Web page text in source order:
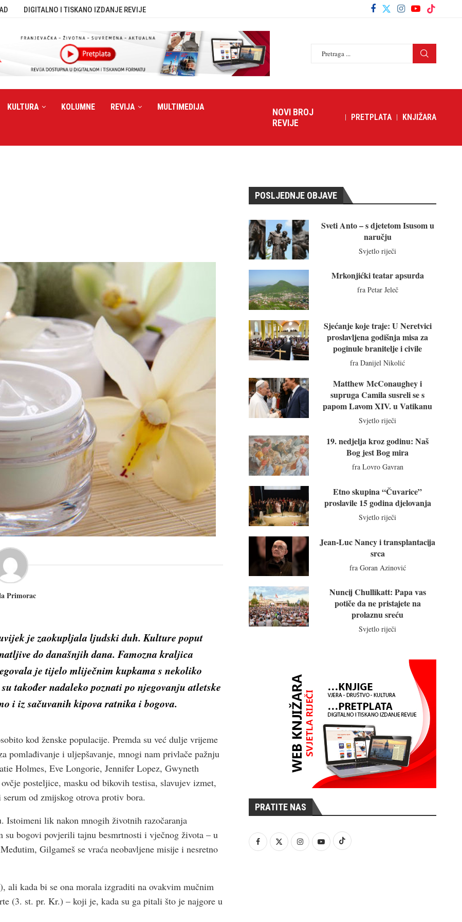
DIGITALNO I TISKANO IZDANJE REVIJE
KULTURA KOLUMNE REVIJA MULTIMEDIJA
NOVI BROJ
REVIJE
PRETPLATA KNJIŽARA
Primorac
je zaokupljala ljudski duh. Kulture poput
do današnjih dana. Famozna kraljica
je tijelo mliječnim kupkama s nekoliko
također nadaleko poznati po njegovanju atletske
i iz sačuvanih kipova ratnika i bogova.
kod ženske populacije. Premda su već dulje vrijeme
pomlađivanje i uljepšavanje, mnogi nam privlače pažnju
Holmes, Eve Longorie, Jennifer Lopez, Gwyneth
posteljice, masku od bikovih testisa, slavujev izmet,
od zmijskog otrova protiv bora.
Istoimeni lik nakon mnogih životnih razočaranja
bogovi povjerili tajnu besmrtnosti i vječnog života – u
Gilgameš se vraća neobavljene misije i nesretno
ali kada bi se ona morala izgraditi na ovakvim mučnim
(3. st. pr. Kr.) – koji je, kada su ga pitali što je najgore u
POSLJEDNJE OBJAVE
Sveti Anto – s djetetom Isusom u
naručju
Svjetlo riječi
Mrkonjićki teatar apsurda
fra Petar Jeleč
Sjećanje koje traje: U Neretvici
proslavljena godišnja misa za
poginule branitelje i civile
fra Danijel Nikolić
Matthew McConaughey i
supruga Camila susreli se s
papom Lavom XIV. u Vatikanu
Svjetlo riječi
19. nedjelja kroz godinu: Naš
Bog jest Bog mira
fra Lovro Gavran
Etno skupina “Čuvarice”
proslavile 15 godina djelovanja
Svjetlo riječi
Jean-Luc Nancy i transplantacija
srca
fra Goran Azinović
Nuncij Chullikatt: Papa vas
potiče da ne pristajete na
prolaznu sreću
Svjetlo riječi
PRATITE NAS